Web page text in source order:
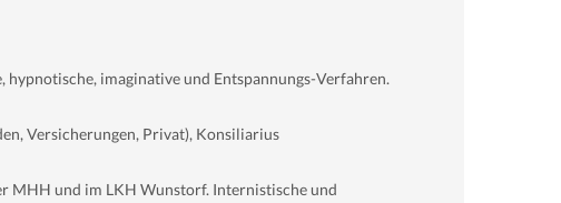
imaginative und Entspannungs-Verfahren.
Versicherungen, Privat), Konsiliarius
MHH und im LKH Wunstorf. Internistische und